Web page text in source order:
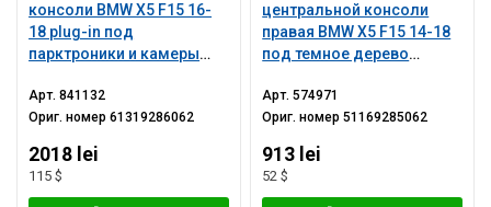
консоли BMW X5 F15 16-
18 plug-in под
парктроники и камеры
Арт.841132
Ориг. номер61319286062
2018 lei
115 $
центральной консоли
правая BMW X5 F15 14-18
под темное дерево
Арт.574971
Ориг. номер51169285062
913 lei
52 $